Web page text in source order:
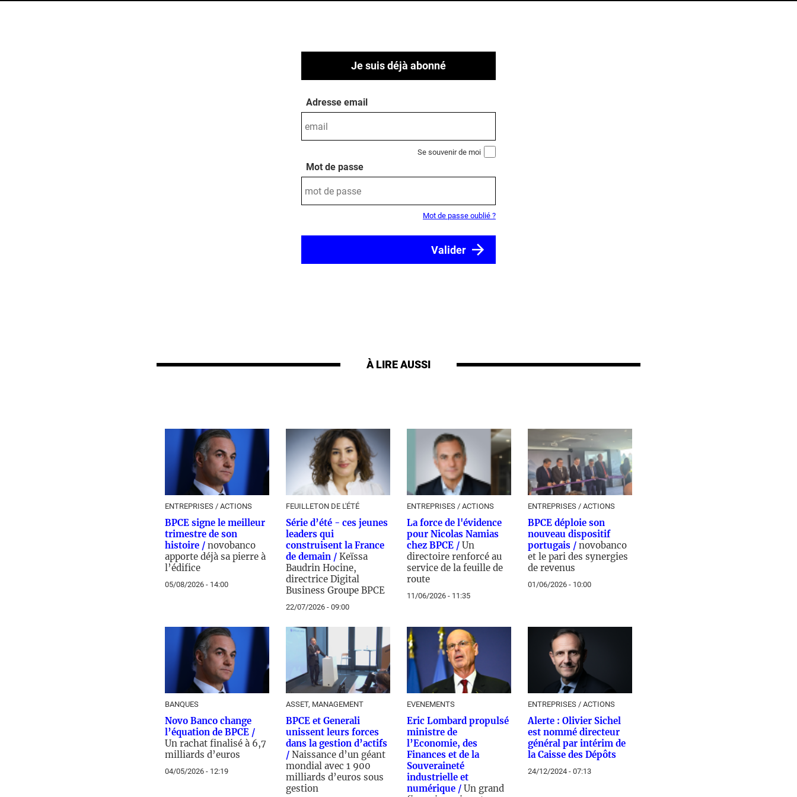
Je suis déjà abonné
Adresse email
Se souvenir de moi
Mot de passe
Mot de passe oublié ?
À LIRE AUSSI
ENTREPRISES / ACTIONS
BPCE signe le meilleur
trimestre de son
histoire / novobanco
apporte déjà sa pierre à
l’édifice
05/08/2026 - 14:00
FEUILLETON DE L'ÉTÉ
Série d’été - ces jeunes
leaders qui
construisent la France
de demain / Keïssa
Baudrin Hocine,
directrice Digital
Business Groupe BPCE
22/07/2026 - 09:00
ENTREPRISES / ACTIONS
La force de l'évidence
pour Nicolas Namias
chez BPCE / Un
directoire renforcé au
service de la feuille de
route
11/06/2026 - 11:35
ENTREPRISES / ACTIONS
BPCE déploie son
nouveau dispositif
portugais / novobanco
et le pari des synergies
de revenus
01/06/2026 - 10:00
BANQUES
Novo Banco change
l’équation de BPCE /
Un rachat finalisé à 6,7
milliards d’euros
04/05/2026 - 12:19
ASSET, MANAGEMENT
BPCE et Generali
unissent leurs forces
dans la gestion d’actifs
/ Naissance d’un géant
mondial avec 1 900
milliards d’euros sous
gestion
EVENEMENTS
Eric Lombard propulsé
ministre de
l’Economie, des
Finances et de la
Souveraineté
industrielle et
numérique / Un grand
ENTREPRISES / ACTIONS
Alerte : Olivier Sichel
est nommé directeur
général par intérim de
la Caisse des Dépôts
24/12/2024 - 07:13